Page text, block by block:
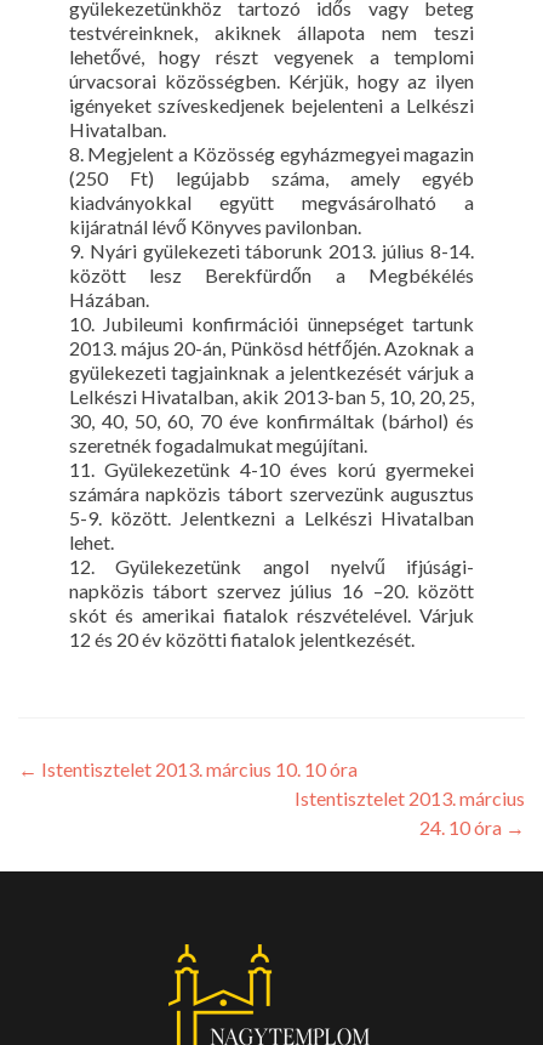
gyülekezetünkhöz tartozó idős vagy beteg
testvéreinknek, akiknek állapota nem teszi
lehetővé, hogy részt vegyenek a templomi
úrvacsorai közösségben. Kérjük, hogy az ilyen
igényeket szíveskedjenek bejelenteni a Lelkészi
Hivatalban.
8. Megjelent a Közösség egyházmegyei magazin
(250 Ft) legújabb száma, amely egyéb
kiadványokkal együtt megvásárolható a
kijáratnál lévő Könyves pavilonban.
9. Nyári gyülekezeti táborunk 2013. július 8-14.
között lesz Berekfürdőn a Megbékélés
Házában.
10. Jubileumi konfirmációi ünnepséget tartunk
2013. május 20-án, Pünkösd hétfőjén. Azoknak a
gyülekezeti tagjainknak a jelentkezését várjuk a
Lelkészi Hivatalban, akik 2013-ban 5, 10, 20, 25,
30, 40, 50, 60, 70 éve konfirmáltak (bárhol) és
szeretnék fogadalmukat megújítani.
11. Gyülekezetünk 4-10 éves korú gyermekei
számára napközis tábort szervezünk augusztus
5-9. között. Jelentkezni a Lelkészi Hivatalban
lehet.
12. Gyülekezetünk angol nyelvű ifjúsági-
napközis tábort szervez július 16 –20. között
skót és amerikai fiatalok részvételével. Várjuk
12 és 20 év közötti fiatalok jelentkezését.
← Istentisztelet 2013. március 10. 10 óra
Istentisztelet 2013. március
24. 10 óra →